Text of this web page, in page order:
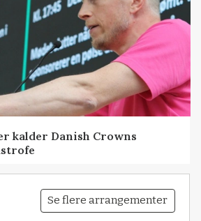
kalder Danish Crowns
Se flere arrangementer